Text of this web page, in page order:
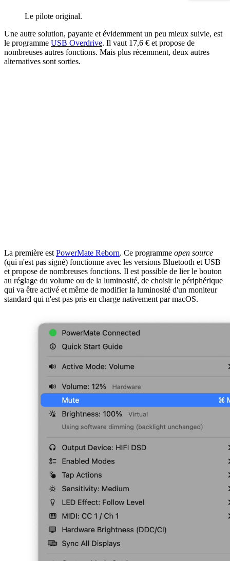
Le pilote original.
Une autre solution, payante et évidemment un peu mieux suivie, est
le programme USB Overdrive. Il vaut 17,6 € et propose de
nombreuses autres fonctions. Mais plus récemment, deux autres
alternatives sont sorties.
La première est PowerMate Reborn. Ce programme open source
(qui n'est pas signé) fonctionne avec les versions Bluetooth et USB
et propose de nombreuses fonctions. Il est possible de lier le bouton
au réglage du volume ou de la luminosité, de choisir le périphérique
qui va être activé et même de modifier la luminosité d'un moniteur
standard qui n'est pas pris en charge nativement par macOS.